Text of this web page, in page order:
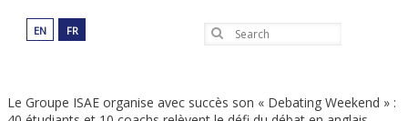
EN FR Search
Le Groupe ISAE organise avec succès son « Debating Weekend » :